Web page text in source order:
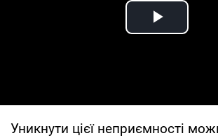
Play
Уникнути цієї неприємності